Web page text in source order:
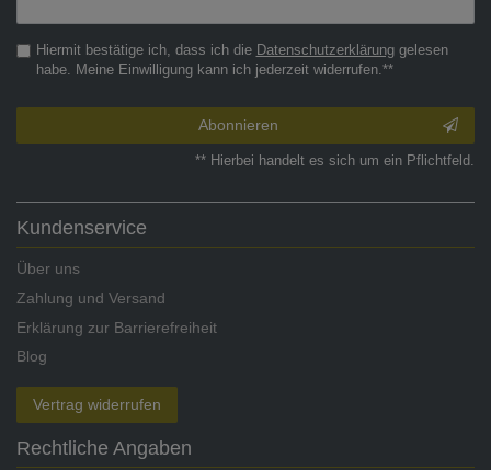
Hiermit bestätige ich, dass ich die Daten­schutz­erklärunggelesen
habe. Meine Einwilligung kann ich jederzeit widerrufen.**
Abonnieren
** Hierbei handelt es sich um ein Pflichtfeld.
Kundenservice
Über uns
Zahlung und Versand
Erklärung zur Barrierefreiheit
Blog
Vertrag widerrufen
Rechtliche Angaben